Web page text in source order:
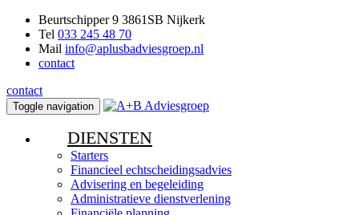
Beurtschipper 9 3861SB Nijkerk
Tel 033 245 48 70
Mail info@aplusbadviesgroep.nl
contact
contact
Toggle navigation
DIENSTEN
Starters
Financieel echtscheidingsadvies
Advisering en begeleiding
Administratieve dienstverlening